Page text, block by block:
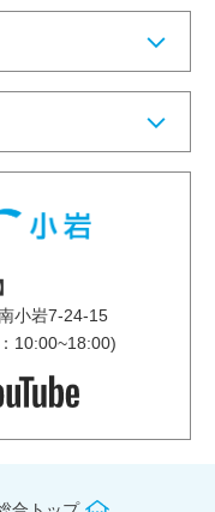
小岩7-24-15
10:00~18:00)